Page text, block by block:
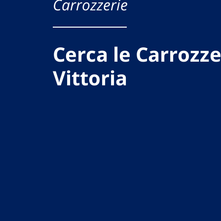
Carrozzerie
Cerca le
Vittoria